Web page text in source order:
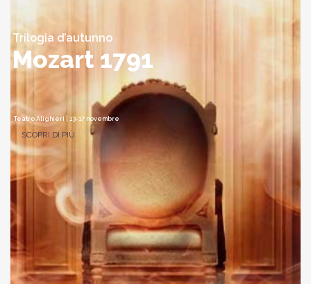
Mozart 1791
SCOPRI DI PIÙ
Teatro Alighieri | 13-17 novembre
Trilogia d’autunno